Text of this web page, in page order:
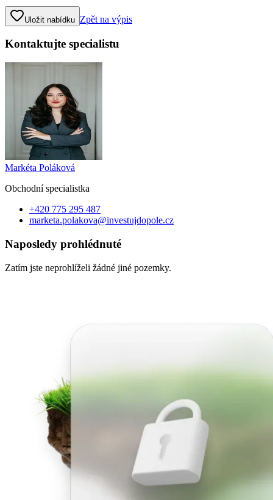
Uložit nabídku Zpět na výpis
Kontaktujte specialistu
Markéta Poláková
Obchodní specialistka
+420 775 295 487
marketa.polakova@investujdopole.cz
Naposledy prohlédnuté
Zatím jste neprohlíželi žádné jiné pozemky.